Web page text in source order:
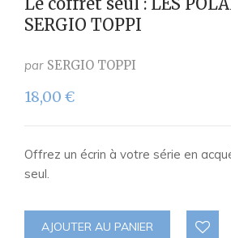
SERGIO TOPPI
par SERGIO TOPPI
18,00 €
Offrez un écrin à votre série en
seul.
AJOUTER AU PANIER